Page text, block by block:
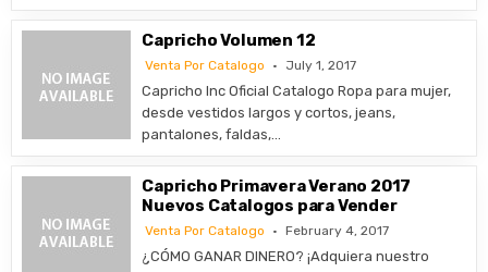
Capricho Volumen 12
Venta Por Catalogo July 1, 2017
Capricho Inc Oficial Catalogo Ropa para mujer,
desde vestidos largos y cortos, jeans,
pantalones, faldas,…
Capricho Primavera Verano 2017
Nuevos Catalogos para Vender
Venta Por Catalogo February 4, 2017
¿CÓMO GANAR DINERO? ¡Adquiera nuestro